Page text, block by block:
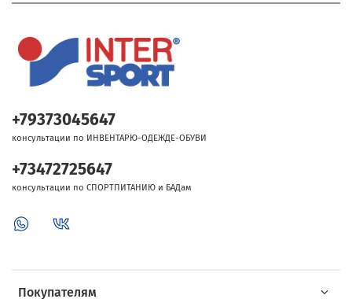
Покупателям
+79373045647
консультации по ИНВЕНТАРЮ-ОДЕЖДЕ-ОБУВИ
+73472725647
консультации по СПОРТПИТАНИЮ и БАДам